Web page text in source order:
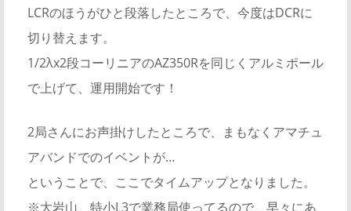
LCRのほうがひと段落したところで、今度はDCRに
切り替えます。
1/2λx2段コーリニアのAZ350Rを同じくアルミポール
で上げて、運用開始です！
2局さんにお声掛けしたところで、まもなくアマチュ
アバンドでのイベントが…
ということで、ここでタイムアップとなりました。
※大岩山、特小L3で業務局使ってるので、早々にあ